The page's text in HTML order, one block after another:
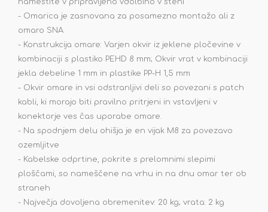
namestite v pripravljeno vdolbino v steni
- Omarica je zasnovana za posamezno montažo ali z
omaro SNA
- Konstrukcija omare: Varjen okvir iz jeklene pločevine v
kombinaciji s plastiko PEHD 8 mm; Okvir vrat v kombinaciji
jekla debeline 1 mm in plastike PP-H 1,5 mm
- Okvir omare in vsi odstranljivi deli so povezani s patch
kabli, ki morajo biti pravilno pritrjeni in vstavljeni v
konektorje ves čas uporabe omare.
- Na spodnjem delu ohišja je en vijak M8 za povezavo
ozemljitve
- Kabelske odprtine, pokrite s prelomnimi slepimi
ploščami, so nameščene na vrhu in na dnu omar ter ob
straneh
- Največja dovoljena obremenitev: 20 kg; vrata: 2 kg